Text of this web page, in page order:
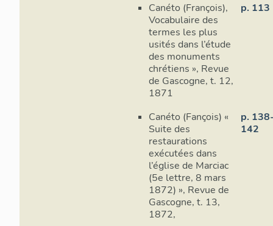
Canéto (François),
Vocabulaire des
termes les plus
usités dans l’étude
des monuments
chrétiens », Revue
de Gascogne, t. 12,
1871
p. 113
Canéto (Fançois) «
Suite des
restaurations
exécutées dans
l’église de Marciac
(5e lettre, 8 mars
1872) », Revue de
Gascogne, t. 13,
1872,
p.
142